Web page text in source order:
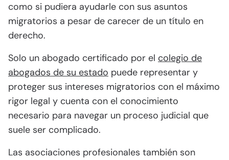
como si pudiera ayudarle con sus asuntos
migratorios a pesar de carecer de un título en
derecho.
Solo un abogado certificado por el colegio de
abogados de su estado puede representar y
proteger sus intereses migratorios con el máximo
rigor legal y cuenta con el conocimiento
necesario para navegar un proceso judicial que
suele ser complicado.
Las asociaciones profesionales también son